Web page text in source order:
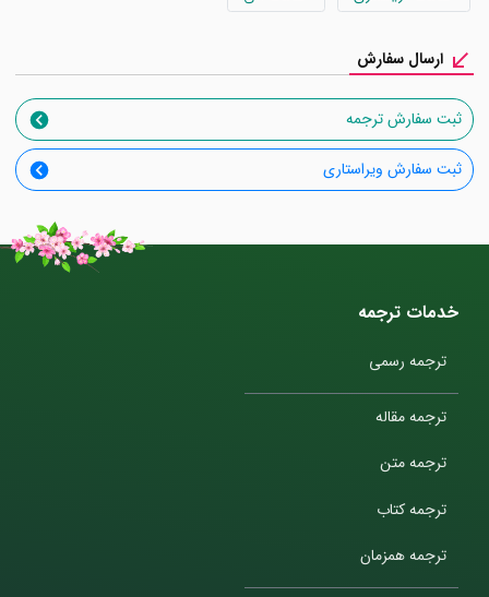
ارسال سفارش
ثبت سفارش ترجمه
ثبت سفارش ویراستاری
خدمات ترجمه
ترجمه رسمی
ترجمه مقاله
ترجمه متن
ترجمه کتاب
ترجمه همزمان